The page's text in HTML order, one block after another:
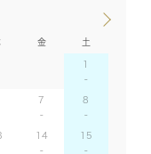
金 土
1
7 8
14 15